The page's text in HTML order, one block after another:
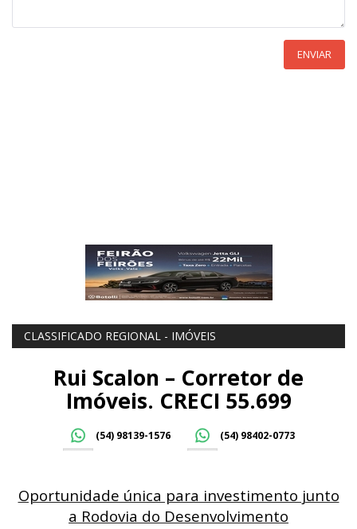
ENVIAR
CLASSIFICADO REGIONAL - IMÓVEIS
Rui Scalon – Corretor de
Imóveis. CRECI 55.699
(54) 98139-1576 (54) 98402-0773
Oportunidade única para investimento junto
a Rodovia do Desenvolvimento